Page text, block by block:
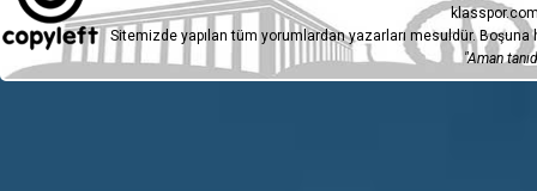
Sitemizde yapılan tüm yorumlardan yazarları mesuldür.
"Aman